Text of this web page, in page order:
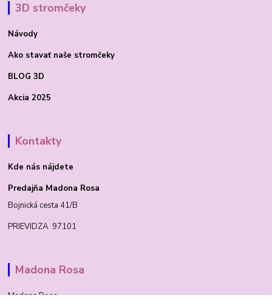
3D stromčeky
Návody
Ako stavať naše stromčeky
BLOG 3D
Akcia 2025
Kontakty
Kde nás nájdete
Predajňa Madona Rosa
Bojnická cesta 41/B
PRIEVIDZA 97101
Madona Rosa
Madona Rosa